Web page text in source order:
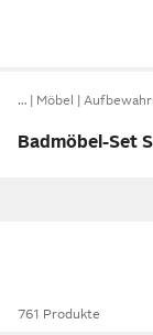
… Möbel
Badmöbel-Set
761 Produkte